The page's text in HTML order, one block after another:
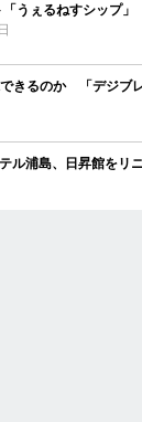
うぇるねすシップ」
きるのか 「デジブ
ル浦島、日昇館をリ